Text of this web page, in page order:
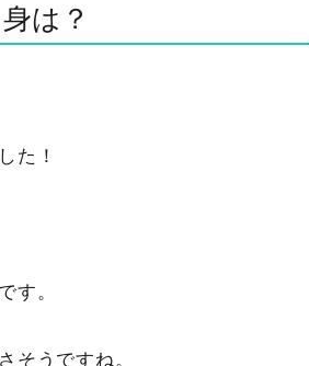
は？
た！
す。
そうですね。